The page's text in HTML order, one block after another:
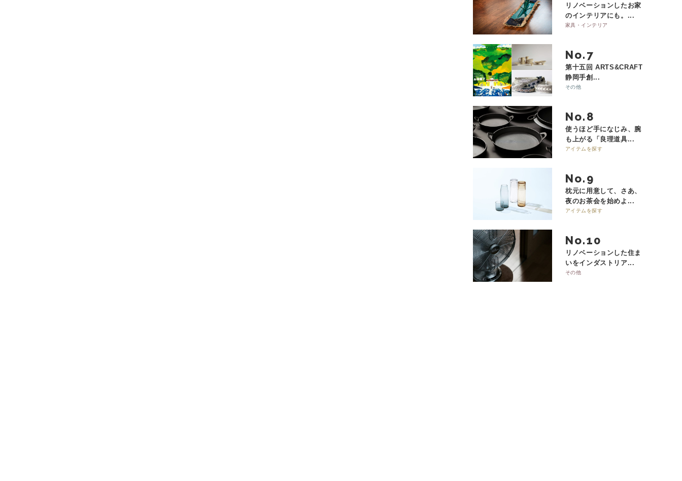
リノベーションしたお家
のインテリアにも。...
家具・インテリア
No.
第十五回 ARTS&CRAFT
静岡手創...
その他
No.
使うほど手になじみ、腕
も上がる「良理道具...
アイテムを探す
No.
枕元に用意して、さあ、
夜のお茶会を始めよ...
アイテムを探す
No.
リノベーションした住ま
いをインダストリア...
その他